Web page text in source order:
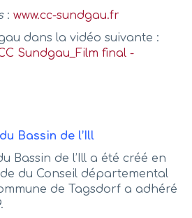
: www.cc-sundgau.fr
dans la vidéo suivante :
Sundgau_Film final -
Bassin de l’Ill
Bassin de l’Ill a été créé en
du Conseil départemental
de Tagsdorf a adhéré